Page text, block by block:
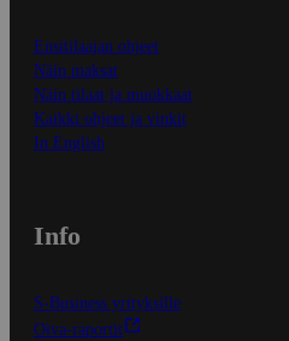
Ensitilaajan ohjeet
Näin maksat
Näin tilaat ja muokkaat
Kaikki ohjeet ja vinkit
In English
Info
S-Business yrityksille
Oiva-raportit